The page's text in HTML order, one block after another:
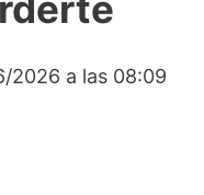
2026 a las 08:09